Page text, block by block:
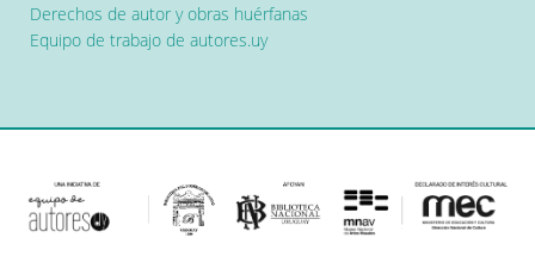
Derechos de autor y obras huérfanas
Equipo de trabajo de autores.uy